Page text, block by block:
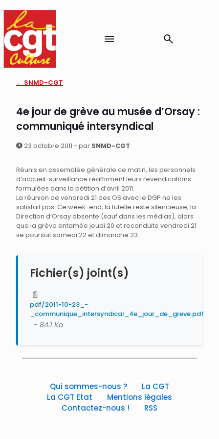
← SNMD-CGT
4e jour de grève au musée d’Orsay :
communiqué intersyndical
23 octobre 2011 - par SNMD-CGT
Réunis en assemblée générale ce matin, les personnels
d’accueil-surveillance réaffirment leurs revendications
formulées dans la pétition d’avril 2011.
La réunion de vendredi 21 des OS avec le DGP ne les
satisfait pas. Ce week-end, la tutelle reste silencieuse, la
Direction d’Orsay absente (sauf dans les médias), alors
que la grève entamée jeudi 20 et reconduite vendredi 21
se poursuit samedi 22 et dimanche 23.
Fichier(s) joint(s)
📄
pdf/2011-10-23_-
_communique_intersyndical_4e_jour_de_greve.pdf
- 84.1 Ko
Qui sommes-nous ?
La CGT
La CGT Etat
Mentions légales
Contactez-nous !
RSS